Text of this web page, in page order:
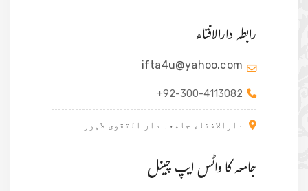
رابطہ دارالافتاء
ifta4u@yahoo.com
+92-300-4113082
دارالافتاء جامعہ دار التقوی لاہور
جامعہ کا واٹس ایپ چینل